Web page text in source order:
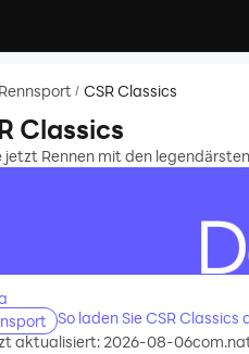
Rennsport / CSR Classics
Classics
jetzt Rennen mit den
So laden Sie CSR
aktualisiert: 2026-08-06